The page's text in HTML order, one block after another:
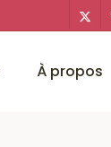
x-
twitter
À propos